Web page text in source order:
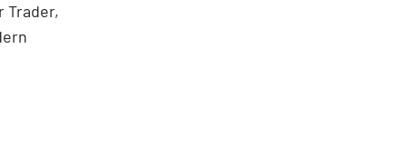
Trader,